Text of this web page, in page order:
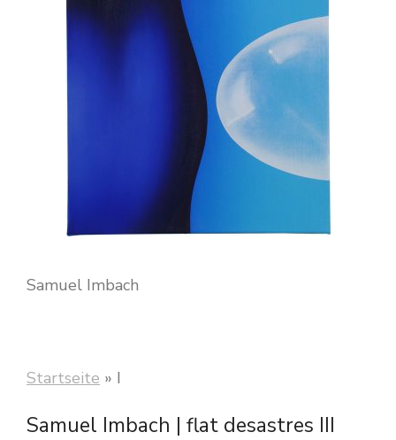
Samuel Imbach
Startseite » I
Samuel Imbach | flat desastres III